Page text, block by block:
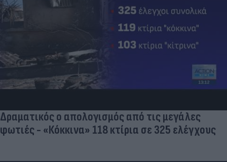
Και οι μαϊμούδες έχουν κατοικίδια! Οι
επιστήμονες ρίχνουν φως στις "φιλίες" μεταξύ